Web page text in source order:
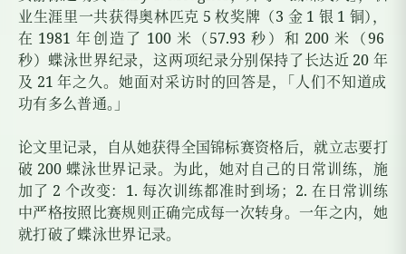
业生涯里一共获得奥林匹克 5 枚奖牌（3 金 1 银 1 铜），
在 1981 年创造了 100 米（57.93 秒）和 200 米（96
秒）蝶泳世界纪录，这两项纪录分别保持了长达近 20 年
及 21 年之久。她面对采访时的回答是， 「人们不知道成
功有多么普通。」
论文里记录，自从她获得全国锦标赛资格后，就立志要打
破 200 蝶泳世界记录。为此，她对自己的日常训练，施
加了 2 个改变： 1. 每次训练都准时到场； 2. 在日常训练
中严格按照比赛规则正确完成每一次转身。一年之内，她
就打破了蝶泳世界记录。